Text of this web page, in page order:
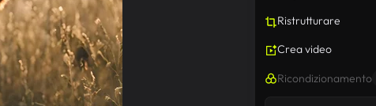
Ristrutturare
Crea video
Ricondizionamento